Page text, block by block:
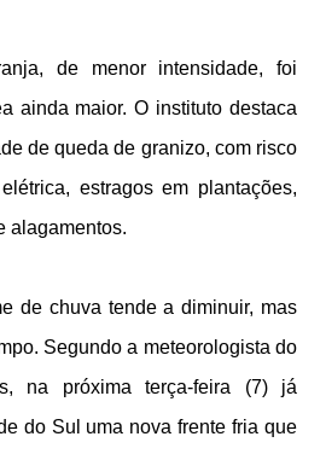
de menor intensidade, foi
ainda maior. O instituto destaca
de queda de granizo, com risco
estragos em plantações,
alagamentos.
de chuva tende a diminuir, mas
Segundo a meteorologista do
na próxima terça-feira (7) já
do Sul uma nova frente fria que